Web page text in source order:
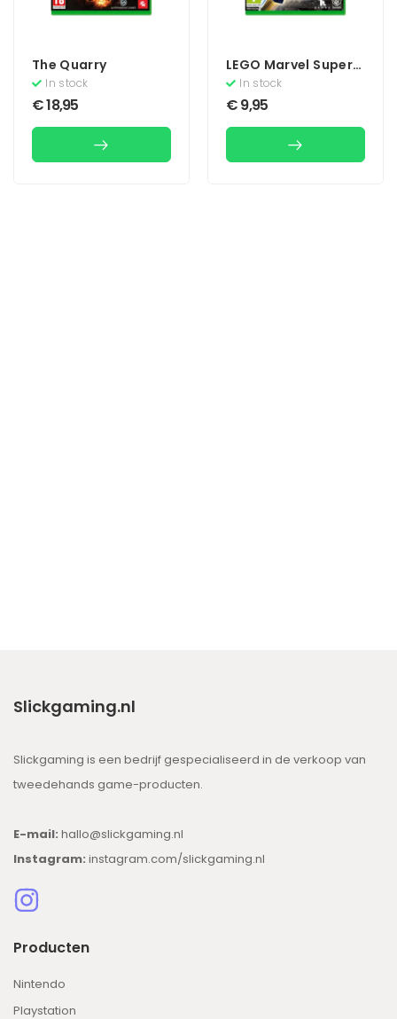
The Quarry
In stock
€18,95
LEGO Marvel Super
Heroes 2
In stock
€9,95
Slickgaming.nl
Slickgaming is een bedrijf gespecialiseerd in de verkoop van
tweedehands game-producten.
E-mail: hallo@slickgaming.nl
Instagram: instagram.com/slickgaming.nl
Producten
Nintendo
Playstation